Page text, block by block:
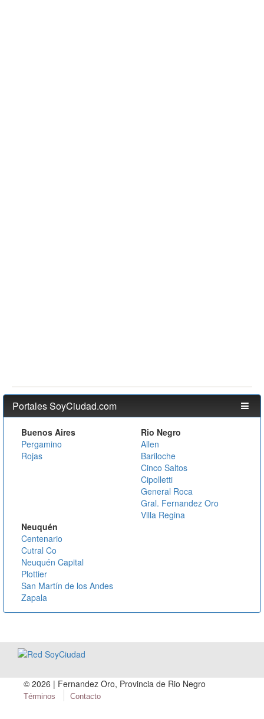
Portales SoyCiudad.com
Buenos Aires
Pergamino
Rojas
Rio Negro
Allen
Bariloche
Cinco Saltos
Cipolletti
General Roca
Gral. Fernandez Oro
Villa Regina
Neuquén
Centenario
Cutral Co
Neuquén Capital
Plottier
San Martín de los Andes
Zapala
© 2026 | Fernandez Oro, Provincia de Rio Negro
Términos Contacto